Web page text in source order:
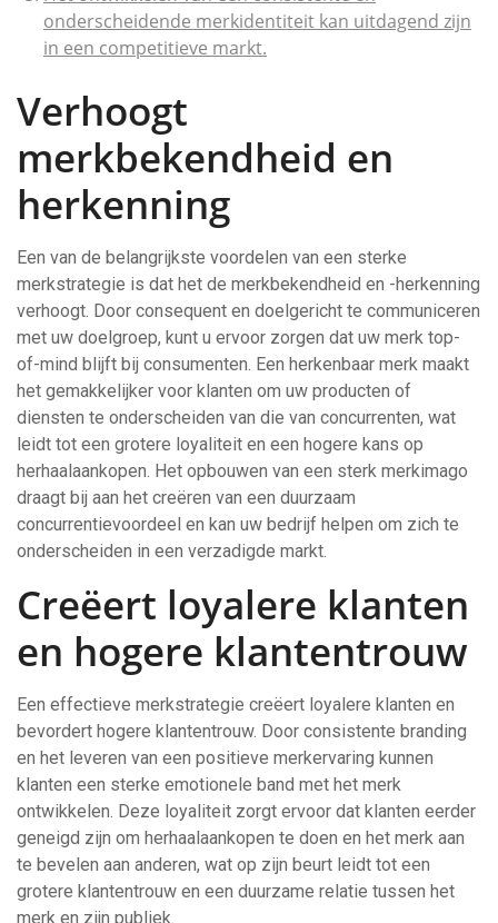
onderscheidende merkidentiteit kan uitdagend zijn
in een competitieve markt.
Verhoogt
merkbekendheid en
herkenning
Een van de belangrijkste voordelen van een sterke
merkstrategie is dat het de merkbekendheid en -herkenning
verhoogt. Door consequent en doelgericht te communiceren
met uw doelgroep, kunt u ervoor zorgen dat uw merk top-
of-mind blijft bij consumenten. Een herkenbaar merk maakt
het gemakkelijker voor klanten om uw producten of
diensten te onderscheiden van die van concurrenten, wat
leidt tot een grotere loyaliteit en een hogere kans op
herhaalaankopen. Het opbouwen van een sterk merkimago
draagt bij aan het creëren van een duurzaam
concurrentievoordeel en kan uw bedrijf helpen om zich te
onderscheiden in een verzadigde markt.
Creëert loyalere klanten
en hogere klantentrouw
Een effectieve merkstrategie creëert loyalere klanten en
bevordert hogere klantentrouw. Door consistente branding
en het leveren van een positieve merkervaring kunnen
klanten een sterke emotionele band met het merk
ontwikkelen. Deze loyaliteit zorgt ervoor dat klanten eerder
geneigd zijn om herhaalaankopen te doen en het merk aan
te bevelen aan anderen, wat op zijn beurt leidt tot een
grotere klantentrouw en een duurzame relatie tussen het
merk en zijn publiek.